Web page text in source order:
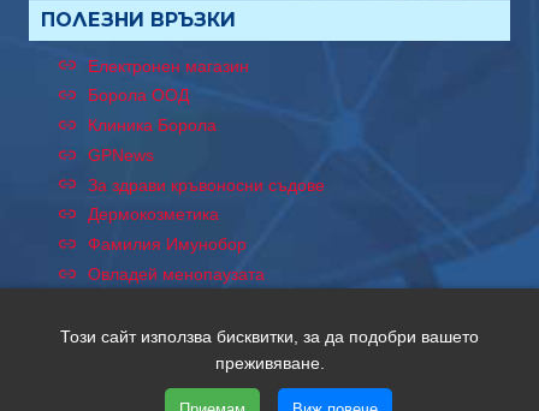
ПОЛЕЗНИ ВРЪЗКИ
Електронен магазин
Борола ООД
Клиника Борола
GPNews
За здрави кръвоносни съдове
Дермокозметика
Фамилия Имунобор
Овладей менопаузата
Copyright © 2026 Хептен. Всички права запазени. Уеб
дизайн и SEO от Трибест
Този сайт използва бисквитки, за да подобри вашето
преживяване.